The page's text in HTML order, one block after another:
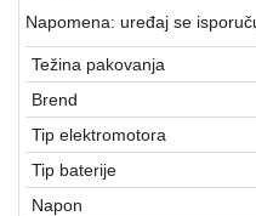
Napomena: uređaj se
Težina pakovanja
Brend
Tip elektromotora
Tip baterije
Napon